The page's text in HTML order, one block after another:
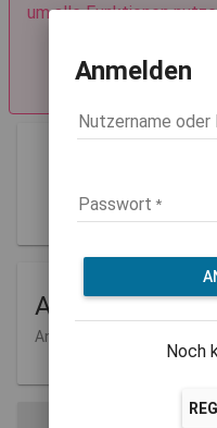
um alle Funktionen
Rolle: guest
Aufgaben
Anlegen und Verwalten
Anmelden
Nutzername oder
Passwort
Noch